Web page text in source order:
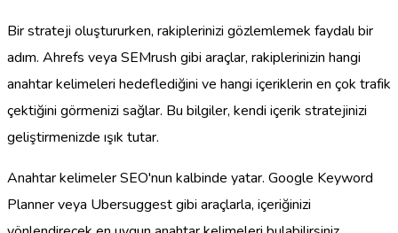
Bir strateji oluştururken, rakiplerinizi gözlemlemek faydalı bir
adım. Ahrefs veya SEMrush gibi araçlar, rakiplerinizin hangi
anahtar kelimeleri hedeflediğini ve hangi içeriklerin en çok trafik
çektiğini görmenizi sağlar. Bu bilgiler, kendi içerik stratejinizi
geliştirmenizde ışık tutar.
Anahtar kelimeler SEO'nun kalbinde yatar. Google Keyword
Planner veya Ubersuggest gibi araçlarla, içeriğinizi